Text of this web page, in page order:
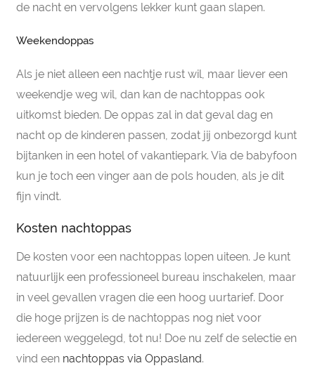
de nacht en vervolgens lekker kunt gaan slapen.
Weekendoppas
Als je niet alleen een nachtje rust wil, maar liever een
weekendje weg wil, dan kan de nachtoppas ook
uitkomst bieden. De oppas zal in dat geval dag en
nacht op de kinderen passen, zodat jij onbezorgd kunt
bijtanken in een hotel of vakantiepark. Via de babyfoon
kun je toch een vinger aan de pols houden, als je dit
fijn vindt.
Kosten nachtoppas
De kosten voor een nachtoppas lopen uiteen. Je kunt
natuurlijk een professioneel bureau inschakelen, maar
in veel gevallen vragen die een hoog uurtarief. Door
die hoge prijzen is de nachtoppas nog niet voor
iedereen weggelegd, tot nu! Doe nu zelf de selectie en
vind een nachtoppas via Oppasland.